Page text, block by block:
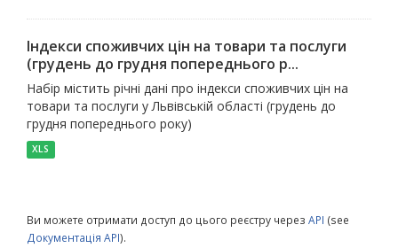
Індекси споживчих цін на товари та послуги
(грудень до грудня попереднього р...
Набір містить річні дані про індекси споживчих цін на
товари та послуги у Львівській області (грудень до
грудня попереднього року)
XLS
Ви можете отримати доступ до цього реєстру через API (see
Документація API).